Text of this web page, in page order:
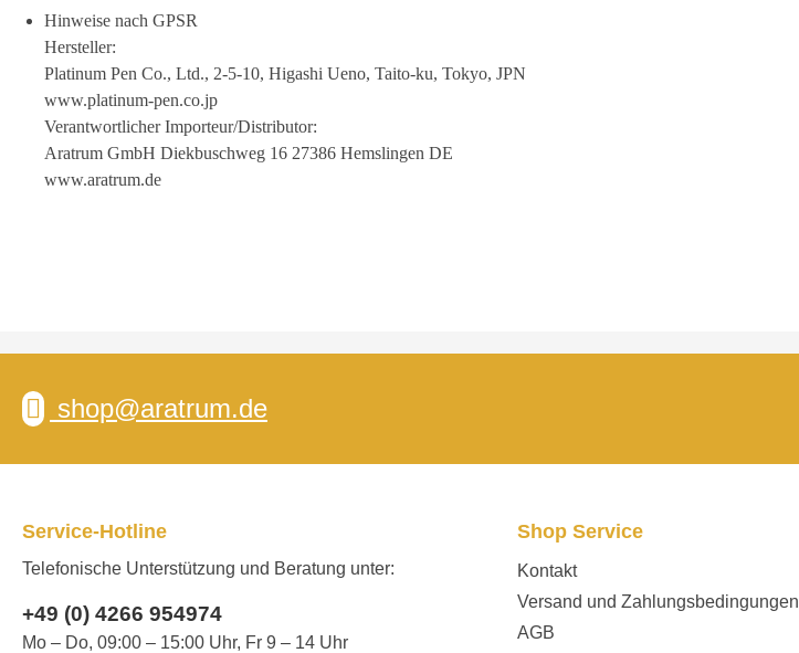
Hinweise nach GPSR
Hersteller:
Platinum Pen Co., Ltd., 2-5-10, Higashi Ueno, Taito-ku, Tokyo, JPN
www.platinum-pen.co.jp
Verantwortlicher Importeur/Distributor:
Aratrum GmbH Diekbuschweg 16 27386 Hemslingen DE
www.aratrum.de
shop@aratrum.de
Service-Hotline
Telefonische Unterstützung und Beratung unter:
+49 (0) 4266 954974
Mo – Do, 09:00 – 15:00 Uhr, Fr 9 – 14 Uhr
Shop Service
Kontakt
Versand und Zahlungsbedingungen
AGB